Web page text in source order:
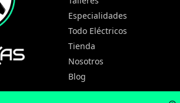
Especialidades
Todo Eléctricos
Tienda
Nosotros
Blog